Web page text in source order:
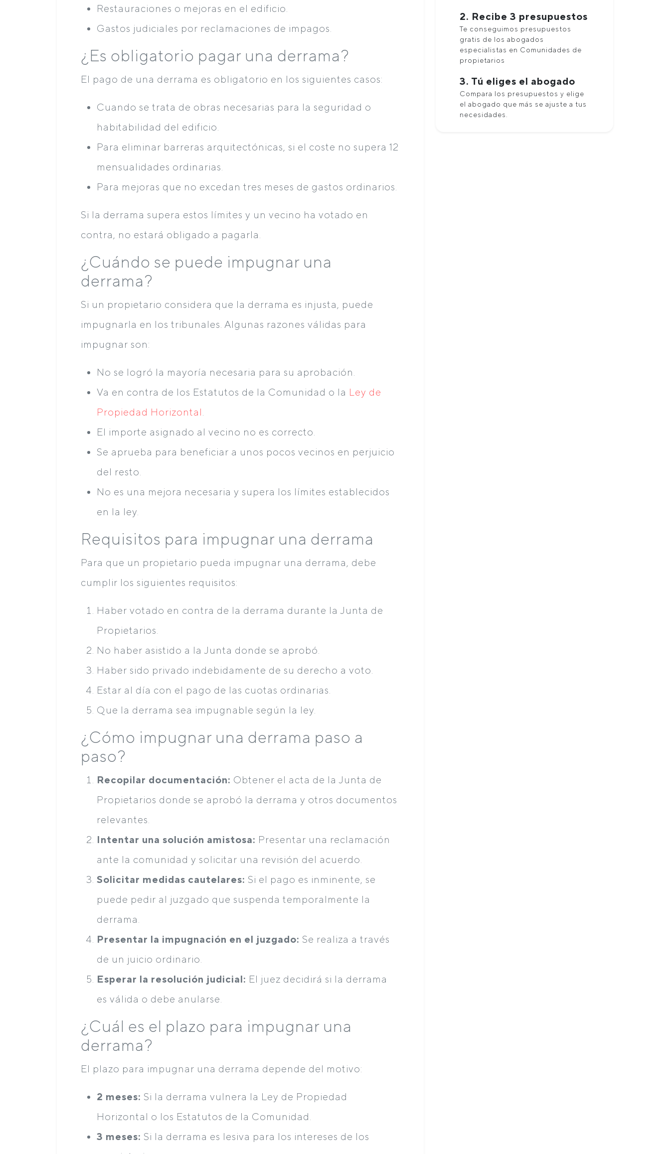
Restauraciones o mejoras en el edificio.
Gastos judiciales por reclamaciones de impagos.
¿Es obligatorio pagar una derrama?
El pago de una derrama es obligatorio en los siguientes casos:
Cuando se trata de obras necesarias para la seguridad o
habitabilidad del edificio.
Para eliminar barreras arquitectónicas, si el coste no supera 12
mensualidades ordinarias.
Para mejoras que no excedan tres meses de gastos ordinarios.
Si la derrama supera estos límites y un vecino ha votado en
contra, no estará obligado a pagarla.
¿Cuándo se puede impugnar una
derrama?
Si un propietario considera que la derrama es injusta, puede
impugnarla en los tribunales. Algunas razones válidas para
impugnar son:
No se logró la mayoría necesaria para su aprobación.
Va en contra de los Estatutos de la Comunidad o la Ley de
Propiedad Horizontal
El importe asignado al vecino no es correcto.
Se aprueba para beneficiar a unos pocos vecinos en perjuicio
del resto.
No es una mejora necesaria y supera los límites establecidos
en la ley.
Requisitos para impugnar una derrama
Para que un propietario pueda impugnar una derrama, debe
cumplir los siguientes requisitos:
Haber votado en contra de la derrama durante la Junta de
Propietarios.
No haber asistido a la Junta donde se aprobó.
Haber sido privado indebidamente de su derecho a voto.
Estar al día con el pago de las cuotas ordinarias.
Que la derrama sea impugnable según la ley.
¿Cómo impugnar una derrama paso a
paso?
Recopilar documentación: Obtener el acta de la Junta de
Propietarios donde se aprobó la derrama y otros documentos
relevantes.
Intentar una solución amistosa: Presentar una reclamación
ante la comunidad y solicitar una revisión del acuerdo.
Solicitar medidas cautelares: Si el pago es inminente, se
puede pedir al juzgado que suspenda temporalmente la
derrama.
Presentar la impugnación en el juzgado: Se realiza a través
de un juicio ordinario.
Esperar la resolución judicial: El juez decidirá si la derrama
es válida o debe anularse.
¿Cuál es el plazo para impugnar una
derrama?
El plazo para impugnar una derrama depende del motivo:
2 meses: Si la derrama vulnera la Ley de Propiedad
Horizontal o los Estatutos de la Comunidad.
3 meses: Si la derrama es lesiva para los intereses de los
2. Recibe 3 presupuestos
Te conseguimos presupuestos
gratis de los abogados
especialistas en Comunidades de
propietarios
3. Tú eliges el abogado
Compara los presupuestos y elige
el abogado que más se ajuste a tus
necesidades.